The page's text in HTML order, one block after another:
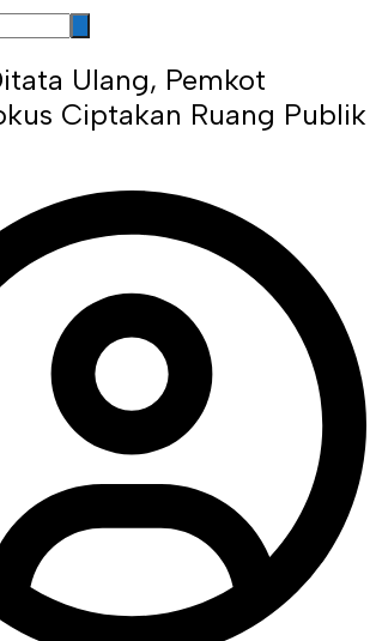
Ulang, Pemkot
Ciptakan Ruang Publik